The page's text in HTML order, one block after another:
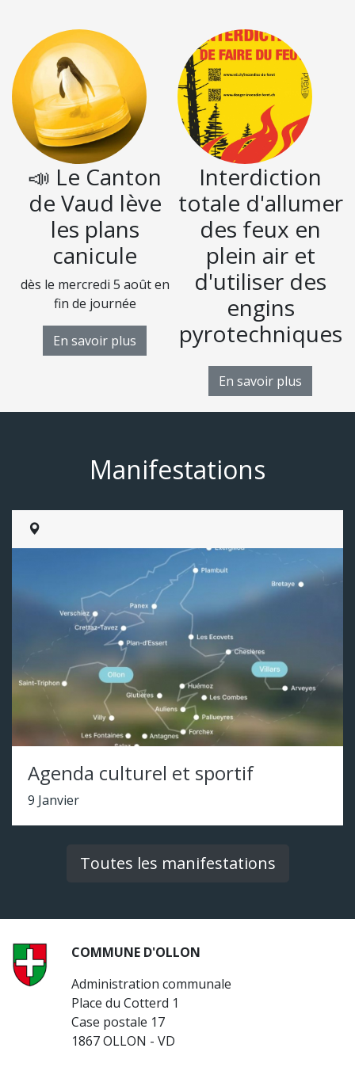
📣 Le Canton
de Vaud lève
les plans
canicule
dès le mercredi 5 août en
fin de journée
En savoir plus
Interdiction
totale d'allumer
des feux en
plein air et
d'utiliser des
engins
pyrotechniques
En savoir plus
Manifestations
Agenda culturel et sportif
9 Janvier
Toutes les manifestations
COMMUNE D'OLLON
Administration communale
Place du Cotterd 1
Case postale 17
1867 OLLON - VD